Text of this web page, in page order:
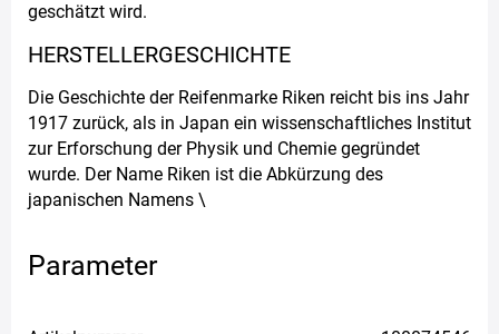
geschätzt wird.
HERSTELLERGESCHICHTE
Die Geschichte der Reifenmarke Riken reicht bis ins Jahr
1917 zurück, als in Japan ein wissenschaftliches Institut
zur Erforschung der Physik und Chemie gegründet
wurde. Der Name Riken ist die Abkürzung des
japanischen Namens \
Parameter